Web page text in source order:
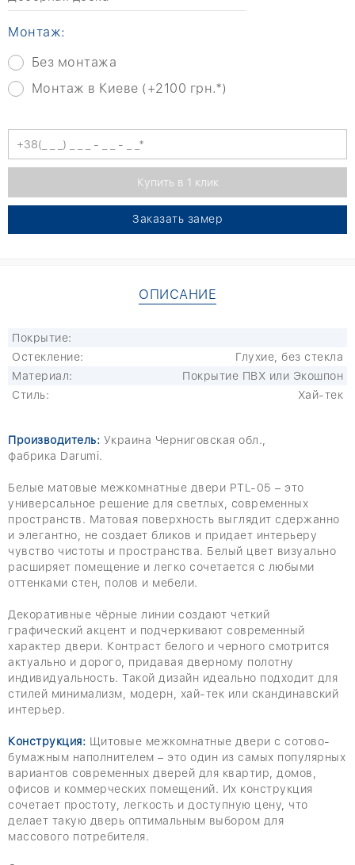
Монтаж:
Без монтажа
Монтаж в Киеве (+2100 грн.*)
Заказать замер
ОПИСАНИЕ
Покрытие:
Остекление:
Глухие, без стекла
Материал:
Покрытие ПВХ или Экошпон
Стиль:
Хай-тек
Производитель: Украина Черниговская обл.,
фабрика Darumi.
Белые матовые межкомнатные двери PTL-05 – это
универсальное решение для светлых, современных
пространств. Матовая поверхность выглядит сдержанно
и элегантно, не создает бликов и придает интерьеру
чувство чистоты и пространства. Белый цвет визуально
расширяет помещение и легко сочетается с любыми
оттенками стен, полов и мебели.
Декоративные чёрные линии создают четкий
графический акцент и подчеркивают современный
характер двери. Контраст белого и черного смотрится
актуально и дорого, придавая дверному полотну
индивидуальность. Такой дизайн идеально подходит для
стилей минимализм, модерн, хай-тек или скандинавский
интерьер.
Конструкция: Щитовые межкомнатные двери с сотово-
бумажным наполнителем – это один из самых популярных
вариантов современных дверей для квартир, домов,
офисов и коммерческих помещений. Их конструкция
сочетает простоту, легкость и доступную цену, что
делает такую ​​дверь оптимальным выбором для
массового потребителя.